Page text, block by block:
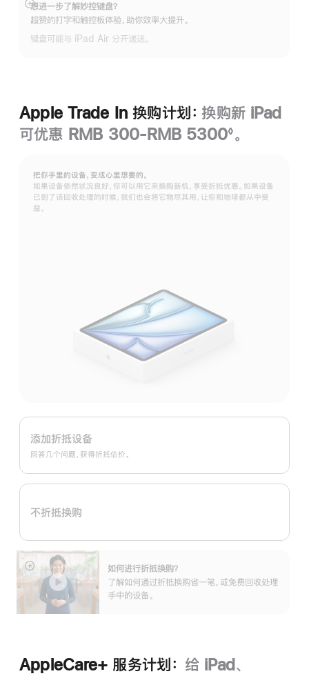
想进一步了解妙控键盘？
超赞的打字和触控板体验，助你效率大提升。
键盘可能与 iPad Air 分开递送。
展
开
Apple Trade In 换购计划： 换购新 iPad
可优惠 RMB 300-RMB 5300◊ 。
把你手里的设备，变成心里想要的。
如果设备依然状况良好，你可以用它来换购新机，享受折抵优惠。如果设备
已到了该回收处理的时候，我们也会将它物尽其用，让你和地球都从中受
益。
Apple
Trade
换
购
划：
添加折抵设备
回答几个问题，获得折抵估价。
不折抵换购
如何进行折抵换购？
了解如何通过折抵换购省一笔，或免费回收处理
手中的设备。
展
AppleCare+ 服务计划： 给 iPad、